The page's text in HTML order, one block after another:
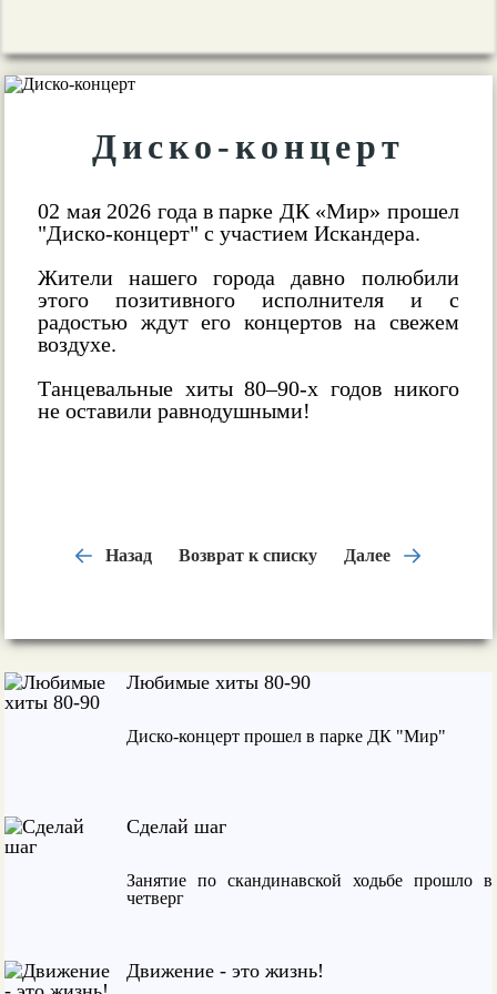
Любимые хиты 80-90
Диско-концерт прошел в парке ДК "Мир"
Сделай шаг
Занятие по скандинавской ходьбе прошло в
четверг
Движение - это жизнь!
Диско-концерт
02 мая 2026 года в парке ДК «Мир» прошел
"Диско-концерт" с участием Искандера.
Жители нашего города давно полюбили
этого позитивного исполнителя и с
радостью ждут его концертов на свежем
воздухе.
Танцевальные хиты 80–90-х годов никого
не оставили равнодушными!
Назад Возврат к списку Далее